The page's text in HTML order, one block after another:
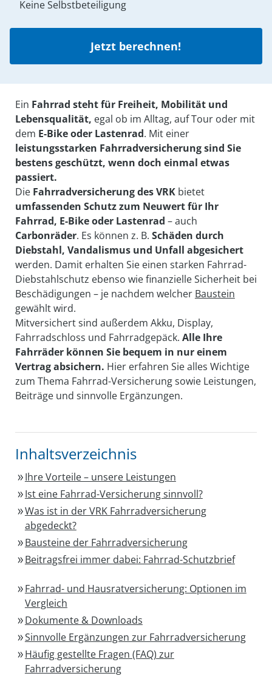
Keine Selbstbeteiligung
Jetzt berechnen!
Ein Fahrrad steht für Freiheit, Mobilität und
Lebensqualität, egal ob im Alltag, auf Tour oder mit
dem E-Bike oder Lastenrad. Mit einer
leistungsstarken Fahrradversicherung sind Sie
bestens geschützt, wenn doch einmal etwas
passiert.
Die Fahrradversicherung des VRKbietet
umfassenden Schutz zum Neuwert für Ihr
Fahrrad, E-Bike oder Lastenrad – auch
Carbonräder. Es können z. B. Schäden durch
Diebstahl, Vandalismus und Unfall abgesichert
werden. Damit erhalten Sie einen starken Fahrrad-
Diebstahlschutz ebenso wie finanzielle Sicherheit bei
Beschädigungen – je nachdem welcher Baustein
gewählt wird.
Mitversichert sind außerdem Akku, Display,
Fahrradschloss und Fahrradgepäck. Alle Ihre
Fahrräder können Sie bequem in nur einem
Vertrag absichern. Hier erfahren Sie alles Wichtige
zum Thema Fahrrad-Versicherung sowie Leistungen,
Beiträge und sinnvolle Ergänzungen.
Inhaltsverzeichnis
Ihre Vorteile – unsere Leistungen
Ist eine Fahrrad-Versicherung sinnvoll?
Was ist in der VRK Fahrradversicherung
abgedeckt?
Bausteine der Fahrradversicherung
Beitragsfrei immer dabei: Fahrrad-Schutzbrief
Fahrrad- und Hausratversicherung: Optionen im
Vergleich
Dokumente & Downloads
Sinnvolle Ergänzungen zur Fahrradversicherung
Häufig gestellte Fragen (FAQ) zur
Fahrradversicherung